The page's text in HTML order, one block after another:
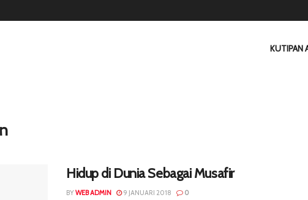
KUTIPAN
Hidup di Dunia Sebagai Musafir
BYWEB ADMIN 9 JANUARI 2018 0